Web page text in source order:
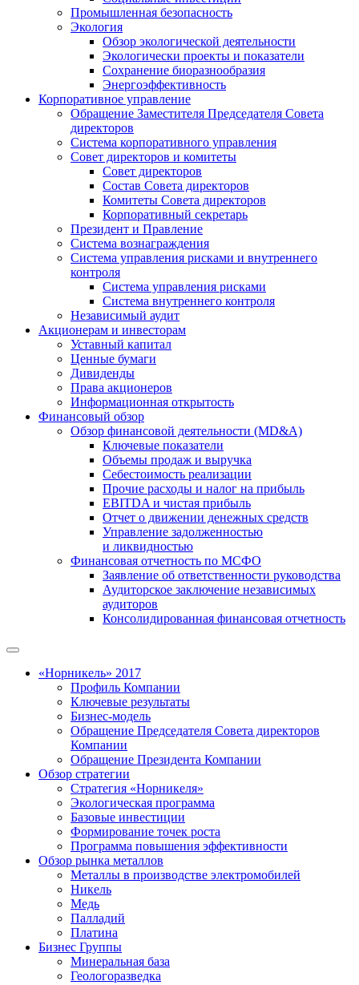
Промышленная безопасность
Экология
Обзор экологической деятельности
Экологически проекты и показатели
Сохранение биоразнообразия
Энергоэффективность
Корпоративное управление
Обращение Заместителя Председателя Совета
директоров
Система корпоративного управления
Совет директоров и комитеты
Совет директоров
Состав Совета директоров
Комитеты Совета директоров
Корпоративный секретарь
Президент и Правление
Система вознаграждения
Система управления рисками и внутреннего
контроля
Система управления рисками
Система внутреннего контроля
Независимый аудит
Акционерам и инвесторам
Уставный капитал
Ценные бумаги
Дивиденды
Права акционеров
Информационная открытость
Финансовый обзор
Обзор финансовой деятельности (MD&A)
Ключевые показатели
Объемы продаж и выручка
Себестоимость реализации
Прочие расходы и налог на прибыль
EBITDA и чистая прибыль
Отчет о движении денежных средств
Управление задолженностью
и ликвидностью
Финансовая отчетность по МСФО
Заявление об ответственности руководства
Аудиторское заключение независимых
аудиторов
Консолидированная финансовая отчетность
«Норникель» 2017
Профиль Компании
Ключевые результаты
Бизнес-модель
Обращение Председателя Совета директоров
Компании
Обращение Президента Компании
Обзор стратегии
Стратегия «Норникеля»
Экологическая программа
Базовые инвестиции
Формирование точек роста
Программа повышения эффективности
Обзор рынка металлов
Металлы в производстве электромобилей
Никель
Медь
Палладий
Платина
Бизнес Группы
Минеральная база
Геологоразведка